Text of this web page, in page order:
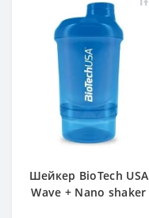
Шейкер BioTech USA
Wave + Nano shaker